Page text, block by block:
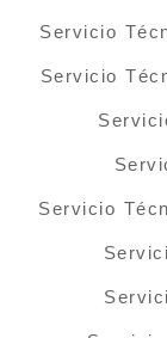
Servicio
Servicio
Servicio